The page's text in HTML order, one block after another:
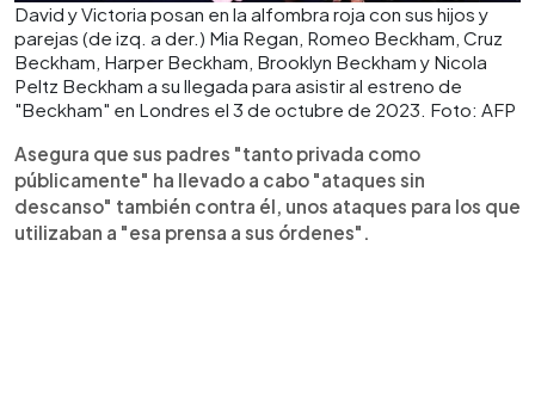
David y Victoria posan en la alfombra roja con sus hijos y
parejas (de izq. a der.) Mia Regan, Romeo Beckham, Cruz
Beckham, Harper Beckham, Brooklyn Beckham y Nicola
Peltz Beckham a su llegada para asistir al estreno de
"Beckham" en Londres el 3 de octubre de 2023. Foto: AFP
Asegura que sus padres "tanto privada como
públicamente" ha llevado a cabo "ataques sin
descanso" también contra él, unos ataques para los que
utilizaban a "esa prensa a sus órdenes".